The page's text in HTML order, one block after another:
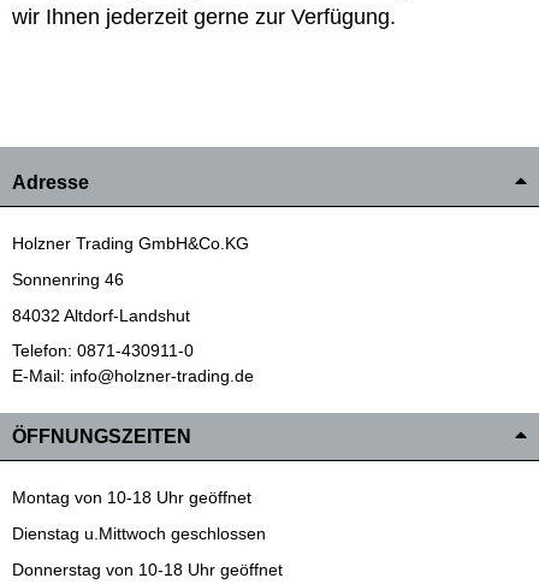
wir Ihnen jederzeit gerne zur Verfügung.
Adresse
Holzner Trading GmbH&Co.KG
Sonnenring 46
84032 Altdorf-Landshut
Telefon: 0871-430911-0
E-Mail: info@holzner-trading.de
ÖFFNUNGSZEITEN
Montag von 10-18 Uhr geöffnet
Dienstag u.Mittwoch geschlossen
Donnerstag von 10-18 Uhr geöffnet